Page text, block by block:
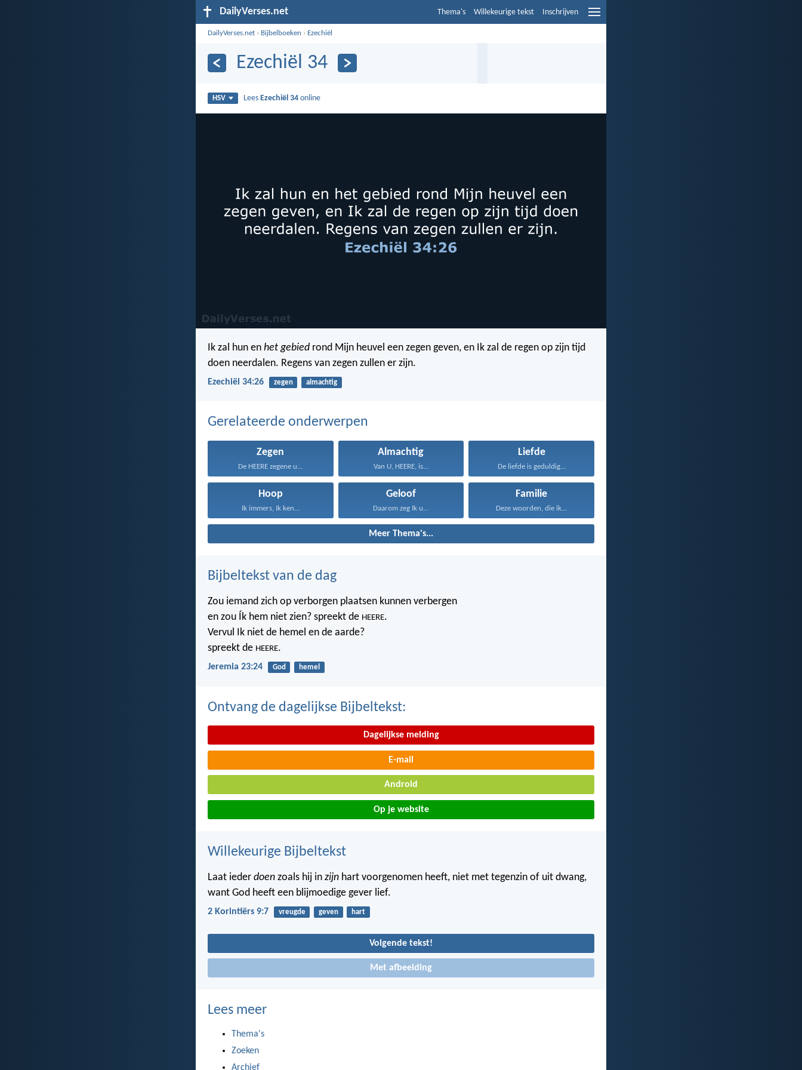
DailyVerses.net Thema's Willekeurige tekst Inschrijven
DailyVerses.net › Bijbelboeken › Ezechiël
Ezechiël 34
HSV Lees Ezechiël 34 online
Ik zal hun en het gebied rond Mijn heuvel een zegen geven, en Ik zal de regen op zijn tijd
doen neerdalen. Regens van zegen zullen er zijn.
Ezechiël 34:26 zegen almachtig
Gerelateerde onderwerpen
Zegen
De HEERE zegene u...
Almachtig
Van U, HEERE, is...
Liefde
De liefde is geduldig...
Hoop
Ik immers, Ik ken...
Geloof
Daarom zeg Ik u...
Familie
Deze woorden, die ik...
Meer Thema's...
Bijbeltekst van de dag
Zou iemand zich op verborgen plaatsen kunnen verbergen
en zou Ík hem niet zien? spreekt de HEERE.
Vervul Ik niet de hemel en de aarde?
spreekt de HEERE.
Jeremia 23:24 God hemel
Ontvang de dagelijkse Bijbeltekst:
Dagelijkse melding
E-mail
Android
Op je website
Willekeurige Bijbeltekst
Laat ieder doen zoals hij in zijn hart voorgenomen heeft, niet met tegenzin of uit dwang,
want God heeft een blijmoedige gever lief.
2 Korintiërs 9:7 vreugde geven hart
Volgende tekst!
Met afbeelding
Lees meer
Thema's
Zoeken
Archief